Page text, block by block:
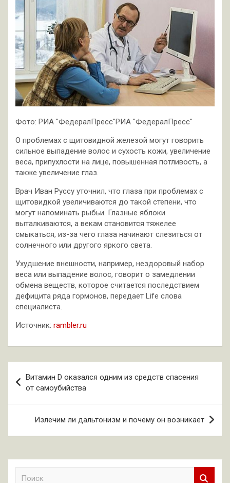
Фото: РИА "ФедералПресс"РИА "ФедералПресс"
О проблемах с щитовидной железой могут говорить
сильное выпадение волос и сухость кожи, увеличение
веса, припухлости на лице, повышенная потливость, а
также увеличение глаз.
Врач Иван Руссу уточнил, что глаза при проблемах с
щитовидкой увеличиваются до такой степени, что
могут напоминать рыбьи. Глазные яблоки
выталкиваются, а векам становится тяжелее
смыкаться, из-за чего глаза начинают слезиться от
солнечного или другого яркого света.
Ухудшение внешности, например, нездоровый набор
веса или выпадение волос, говорит о замедлении
обмена веществ, которое считается последствием
дефицита ряда гормонов, передает Life слова
специалиста.
Источник: rambler.ru
по
записям
Витамин D оказался одним из средств спасения
от самоубийства
Излечим ли дальтонизм и почему он возникает